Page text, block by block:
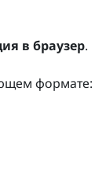
в браузер.
формате: